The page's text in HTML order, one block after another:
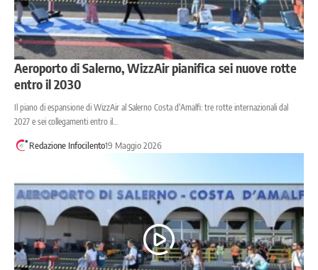
Aeroporto di Salerno, WizzAir pianifica sei nuove rotte
entro il 2030
Il piano di espansione di WizzAir al Salerno Costa d'Amalfi: tre rotte internazionali dal
2027 e sei collegamenti entro il…
Redazione Infocilento19 Maggio 2026